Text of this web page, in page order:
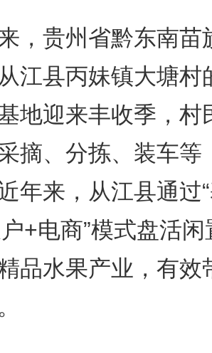
贵州省黔东南苗
江县丙妹镇大塘村
地迎来丰收季，村
摘、分拣、装车等
年来，从江县通过
+电商”模式盘活闲
品水果产业，有效